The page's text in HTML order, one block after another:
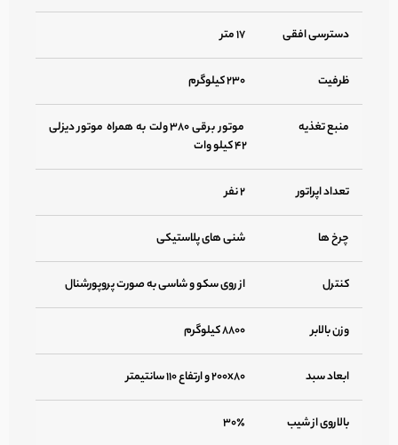
دسترسی افقی
ظرفیت
منبع تغذیه
موتور برقی ۳۸۰ ولت به همراه موتور دیزلی
۴۲ کیلو وات
تعداد اپراتور
چرخ ها شنی های پلاستیکی
کنترل از روی سکو و شاسی به صورت پروپورشنال
وزن بالابر
ابعاد سبد
بالاروی از شیب